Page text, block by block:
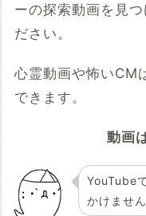
ーの探索動画を見
ださい。
心霊動画や怖いCM
できます。
動画
YouTube
かけませ